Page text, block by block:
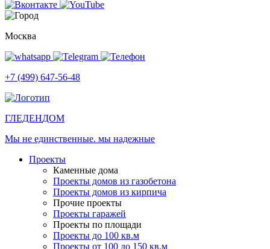
Москва
+7 (499) 647-56-48
ГЛЕДЕНДОМ
Мы не единственные. мы надежные
Проекты
Каменные дома
Проекты домов из газобетона
Проекты домов из кирпича
Прочие проекты
Проекты гаражей
Проекты по площади
Проекты до 100 кв.м
Проекты от 100 до 150 кв.м